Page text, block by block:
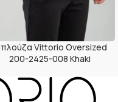
Vittorio Oversized
200-2425-008 Khaki